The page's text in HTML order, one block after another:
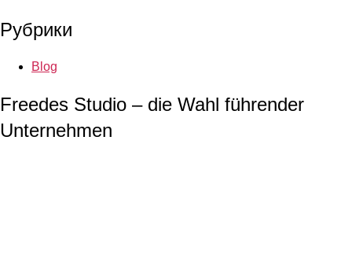
Рубрики
Blog
Freedes Studio – die Wahl führender
Unternehmen